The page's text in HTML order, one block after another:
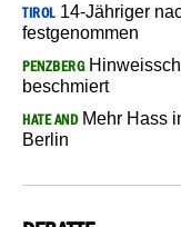
TIROL14-Jähriger
festgenommen
PENZBERG
beschmiert
HATE ANDMehr Hass
Berlin